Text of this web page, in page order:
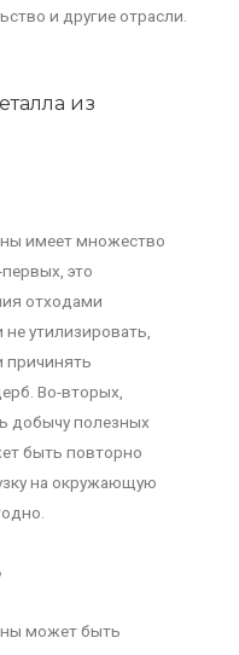
и другие отрасли.
из
имеет множество
это
отходами
утилизировать,
причинять
Во-вторых,
добычу полезных
быть повторно
на окружающую
может быть